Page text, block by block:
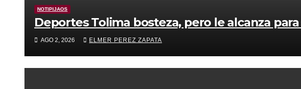
NOTIPIJAOS
Deportes Tolima bosteza, pero le alcanza
AGO 2, 2026 ELMER PEREZ ZAPATA